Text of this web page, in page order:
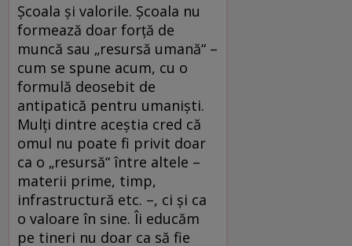
Şcoala şi valorile. Şcoala nu
formează doar forţă de
muncă sau „resursă umană“ –
cum se spune acum, cu o
formulă deosebit de
antipatică pentru umanişti.
Mulţi dintre aceştia cred că
omul nu poate fi privit doar
ca o „resursă“ între altele –
materii prime, timp,
infrastructură etc. –, ci şi ca
o valoare în sine. Îi educăm
pe tineri nu doar ca să fie